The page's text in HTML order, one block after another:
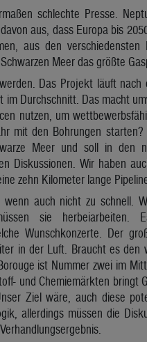
schlechte Presse.
aus, dass Europa bis
aus den
Meer das größte
Das Projekt läuft
im Durchschnitt. Das macht
nutzen, um
mit den Bohrungen
Meer und soll in den
Diskussionen. Wir haben
zehn Kilometer lange
auch nicht zu schnell.
sie herbeiarbeiten.
Wunschkonzerte. Der
in der Luft. Braucht es den
ist Nummer zwei im
und Chemiemärkten bringt
Ziel wäre, auch diese
allerdings müssen die